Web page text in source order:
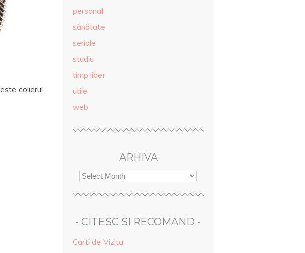
colierul
personal
sănătate
seriale
studiu
timp liber
utile
web
ARHIVA
- CITESC SI RECOMAND -
Carti de Vizita